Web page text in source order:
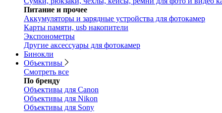
Питание и прочее
Аккумуляторы и зарядные устройства для фотокамер
Карты памяти, usb накопители
Экспонометры
Другие аксессуары для фотокамер
Бинокли
Объективы
Смотреть все
По бренду
Объективы для Canon
Объективы для Nikon
Объективы для Sony